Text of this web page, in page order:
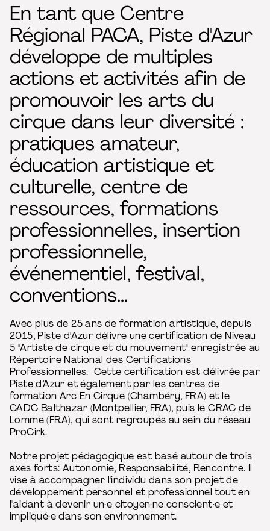
En tant que Centre
Régional PACA, Piste d'Azur
développe de multiples
actions et activités afin de
promouvoir les arts du
cirque dans leur diversité :
pratiques amateur,
éducation artistique et
culturelle, centre de
ressources, formations
professionnelles, insertion
professionnelle,
événementiel, festival,
conventions...
Avec plus de 25 ans de formation artistique, depuis
2015, Piste d'Azur délivre une certification de Niveau
5 "Artiste de cirque et du mouvement" enregistrée au
Répertoire National des Certifications
Professionnelles. Cette certification est délivrée par
Piste d’Azur et également par les centres de
formation Arc En Cirque (Chambéry, FRA) et le
CADC Balthazar (Montpellier, FRA), puis le CRAC de
Lomme (FRA), qui sont regroupés au sein du réseau
ProCirk.
Notre projet pédagogique est basé autour de trois
axes forts: Autonomie, Responsabilité, Rencontre. Il
vise à accompagner l'individu dans son projet de
développement personnel et professionnel tout en
l'aidant à devenir un·e citoyen·ne conscient·e et
impliqué·e dans son environnement.